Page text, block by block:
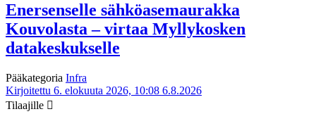
Enersenselle sähköasemaurakka
Kouvolasta – virtaa Myllykosken
datakeskukselle
Pääkategoria Infra
Kirjoitettu 6. elokuuta 2026, 10:08 6.8.2026
Tilaajille